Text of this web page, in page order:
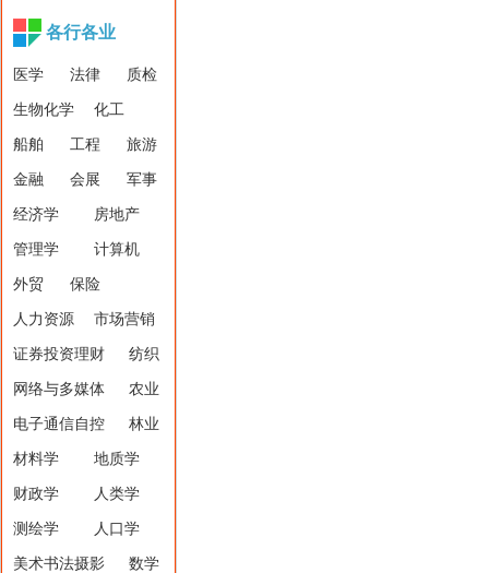
各行各业
医学 法律 质检
生物化学 化工
船舶 工程 旅游
金融 会展 军事
经济学 房地产
管理学 计算机
外贸 保险
人力资源 市场营销
证券投资理财 纺织
网络与多媒体 农业
电子通信自控 林业
材料学 地质学
财政学 人类学
测绘学 人口学
美术书法摄影 数学